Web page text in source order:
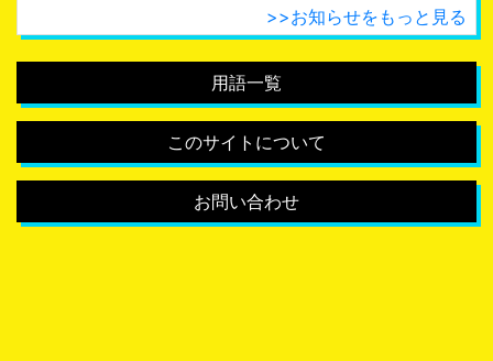
>>お知らせをもっと見る
用語一覧
このサイトについて
お問い合わせ